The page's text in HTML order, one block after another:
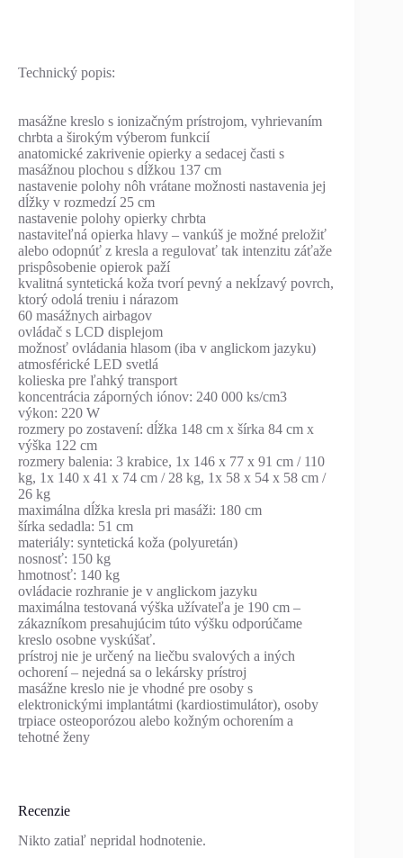
Technický popis:
masážne kreslo s ionizačným prístrojom, vyhrievaním
chrbta a širokým výberom funkcií
anatomické zakrivenie opierky a sedacej časti s
masážnou plochou s dĺžkou 137 cm
nastavenie polohy nôh vrátane možnosti nastavenia jej
dĺžky v rozmedzí 25 cm
nastavenie polohy opierky chrbta
nastaviteľná opierka hlavy – vankúš je možné preložiť
alebo odopnúť z kresla a regulovať tak intenzitu záťaže
prispôsobenie opierok paží
kvalitná syntetická koža tvorí pevný a nekĺzavý povrch,
ktorý odolá treniu i nárazom
60 masážnych airbagov
ovládač s LCD displejom
možnosť ovládania hlasom (iba v anglickom jazyku)
atmosférické LED svetlá
kolieska pre ľahký transport
koncentrácia záporných iónov: 240 000 ks/cm3
výkon: 220 W
rozmery po zostavení: dĺžka 148 cm x šírka 84 cm x
výška 122 cm
rozmery balenia: 3 krabice, 1x 146 x 77 x 91 cm / 110
kg, 1x 140 x 41 x 74 cm / 28 kg, 1x 58 x 54 x 58 cm /
26 kg
maximálna dĺžka kresla pri masáži: 180 cm
šírka sedadla: 51 cm
materiály: syntetická koža (polyuretán)
nosnosť: 150 kg
hmotnosť: 140 kg
ovládacie rozhranie je v anglickom jazyku
maximálna testovaná výška užívateľa je 190 cm –
zákazníkom presahujúcim túto výšku odporúčame
kreslo osobne vyskúšať.
prístroj nie je určený na liečbu svalových a iných
ochorení – nejedná sa o lekársky prístroj
masážne kreslo nie je vhodné pre osoby s
elektronickými implantátmi (kardiostimulátor), osoby
trpiace osteoporózou alebo kožným ochorením a
tehotné ženy
Recenzie
Nikto zatiaľ nepridal hodnotenie.